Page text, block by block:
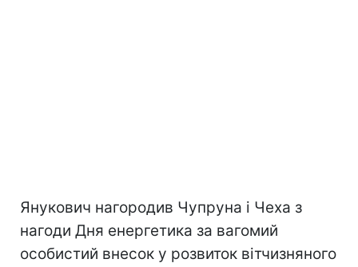
Янукович нагородив Чупруна і Чеха з
нагоди Дня енергетика за вагомий
особистий внесок у розвиток вітчизняного